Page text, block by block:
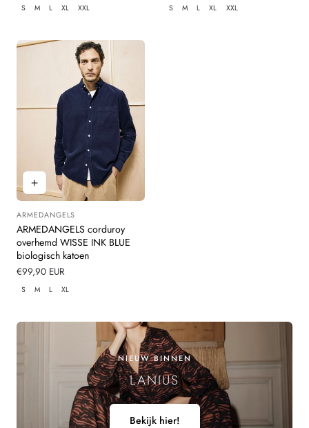
prijs
S M L XL XXL prijs
S M L XL XXL
Leverancier:
ARMEDANGELS
ARMEDANGELS corduroy
overhemd WISSE INK BLUE
biologisch katoen
Normale
prijs
€99,90 EUR
S M L XL
NIEUW BINNEN
LANIUS
Bekijk hier!